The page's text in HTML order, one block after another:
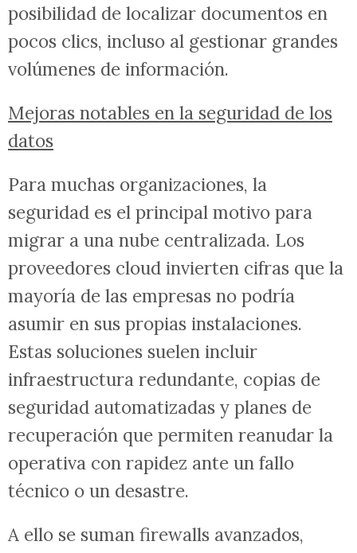
posibilidad de localizar documentos en
pocos clics, incluso al gestionar grandes
volúmenes de información.
Mejoras notables en la seguridad de los
datos
Para muchas organizaciones, la
seguridad es el principal motivo para
migrar a una nube centralizada. Los
proveedores cloud invierten cifras que la
mayoría de las empresas no podría
asumir en sus propias instalaciones.
Estas soluciones suelen incluir
infraestructura redundante, copias de
seguridad automatizadas y planes de
recuperación que permiten reanudar la
operativa con rapidez ante un fallo
técnico o un desastre.
A ello se suman firewalls avanzados,